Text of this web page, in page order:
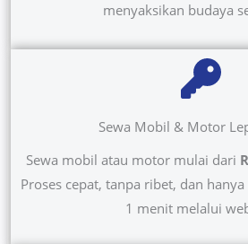
menyaksikan budaya
Sewa Mobil & Motor
Sewa mobil atau motor mulai dari
Proses cepat, tanpa ribet, dan
1 menit melalui